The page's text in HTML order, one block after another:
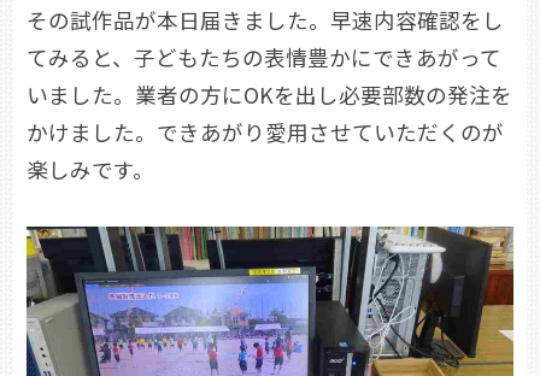
その試作品が本日届きました。早速内容確認をし
てみると、子どもたちの表情豊かにできあがって
いました。業者の方にOKを出し必要部数の発注を
かけました。できあがり愛用させていただくのが
楽しみです。